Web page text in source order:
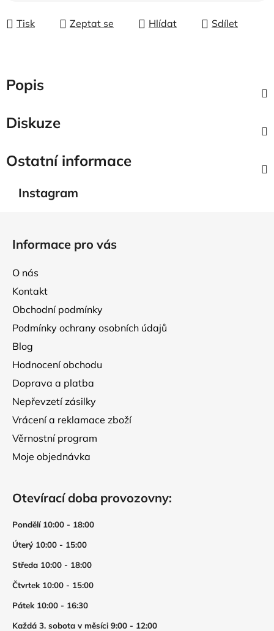
Tisk Zeptat se Hlídat Sdílet
Popis
Diskuze
Ostatní informace
Instagram
Informace pro vás
O nás
Kontakt
Obchodní podmínky
Podmínky ochrany osobních údajů
Blog
Hodnocení obchodu
Doprava a platba
Nepřevzetí zásilky
Vrácení a reklamace zboží
Věrnostní program
Moje objednávka
Otevírací doba provozovny:
Pondělí 10:00 - 18:00
Úterý 10:00 - 15:00
Středa 10:00 - 18:00
Čtvrtek 10:00 - 15:00
Pátek 10:00 - 16:30
Každá 3. sobota v měsíci 9:00 - 12:00